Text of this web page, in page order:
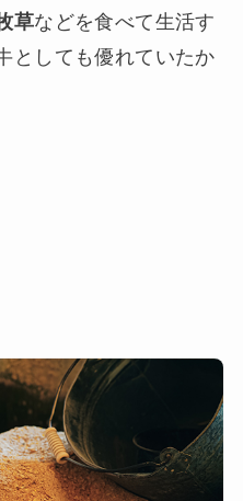
草などを食べて生活す
としても優れていたか